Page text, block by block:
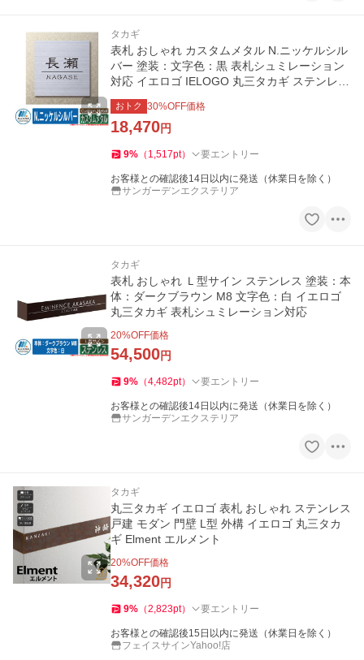
タカギ
表札 おしゃれ カスタムメタル N.ニッケルシル
バー 塗装：文字色：黒 表札シュミレーション
対応 イエロゴ IELOGO 丸三タカギ ステンレス
表札
おトク 30%OFF価格
18,470円
9% （ 1,517pt） 要エントリー
お客様との確認後14日以内に発送（休業日を除く）
サンガーデンエクステリア
タカギ
表札 おしゃれ Ｌ型サイン ステンレス 塗装：本
体：ダークブラウン M8 文字色：白 イエロゴ
丸三タカギ 表札シュミレーション対応
20%OFF価格
54,500円
9% （4,482pt） 要エントリー
お客様との確認後14日以内に発送（休業日を除く）
サンガーデンエクステリア
タカギ
丸三タカギ イエロゴ 表札 おしゃれ ステンレス
戸建 モダン 門壁 L型 外構 イエロゴ 丸三タカ
ギ Elment エルメント
20%OFF価格
34,320円
9% （2,823pt） 要エントリー
お客様との確認後15日以内に発送（休業日を除く）
フェイスサインYahoo!店